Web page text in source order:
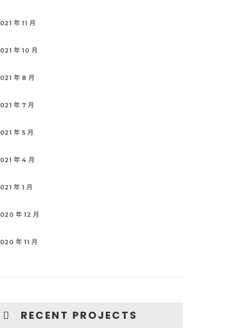
年 11 月
年 10 月
年 8 月
年 7 月
年 5 月
年 4 月
年 1 月
年 12 月
年 11 月
RECENT PROJECTS